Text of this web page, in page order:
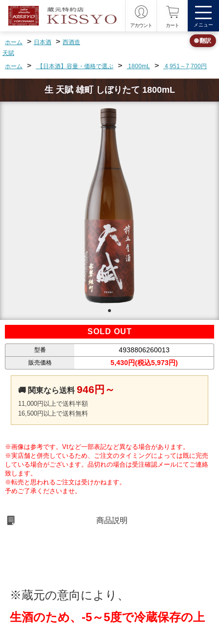
アカウント カート メニュー
ホーム > 日本酒 > 西酒造
天賦
ホーム
> 【日本酒】容量・価格で選ぶ > 1800mL > 4,951～7,700円
生 天賦 雄町 しぼりたて 1800mL
SOLD OUT
型番 4938806260013
販売価格 5,430円(税込5,973円)
🚚 関東なら送料946円～
11,000円以上で送料半額
16,500円以上で送料無料
※画像は参考です。Vtなど一部表記など異なる場合があります。
※実店舗と併売しているため、ご注文のタイミングによっては既に完売
している場合がございます。品切れの場合は受注確認メールにてご連絡
致します。
※転売と思われるご注文は受けかねます。
予めご了承くださいませ。
商品説明
※蔵元の意向により、
生酒のため、-5～5度で冷蔵保存の上
🌐 翻訳